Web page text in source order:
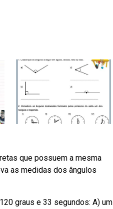
que possuem a mesma
as medidas dos ângulos
graus e 33 segundos: A) um